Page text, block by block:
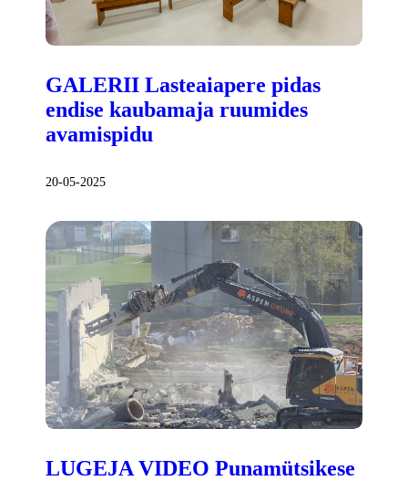
GALERII Lasteaiapere pidas
endise kaubamaja ruumides
avamispidu
20-05-2025
LUGEJA VIDEO Punamütsikese